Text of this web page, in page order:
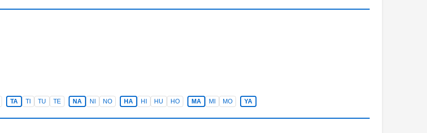
TA TI TU TE NA NI NO HA HI HU HO MA MI MO YA